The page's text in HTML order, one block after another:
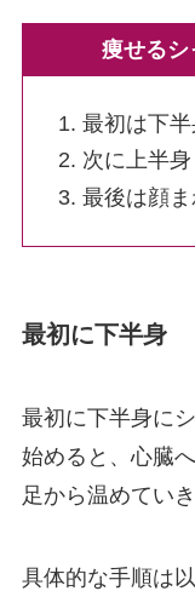
痩せるシ
最初は下半
次に上半身
最後は顔ま
最初に下半身
最初に下半身に
始めると、心臓
足から温めてい
具体的な手順は